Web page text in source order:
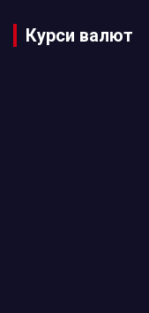
Курси валют